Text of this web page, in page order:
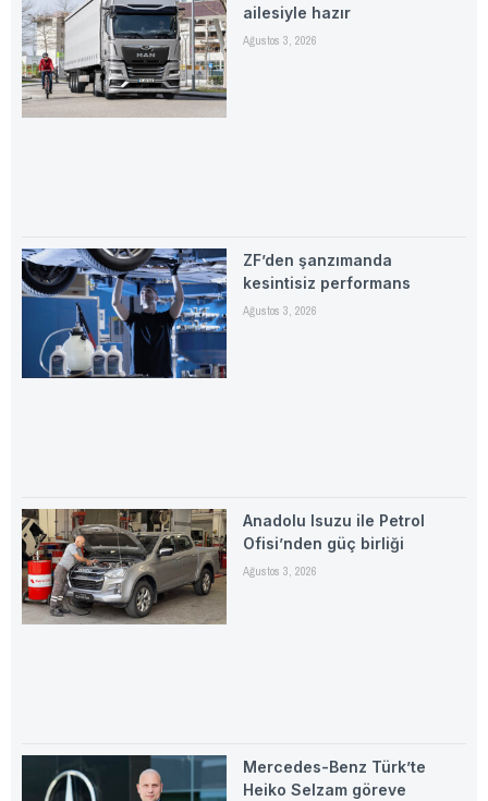
ailesiyle hazır
Ağustos 3, 2026
ZF’den şanzımanda
kesintisiz performans
Ağustos 3, 2026
Anadolu Isuzu ile Petrol
Ofisi’nden güç birliği
Ağustos 3, 2026
Mercedes-Benz Türk’te
Heiko Selzam göreve